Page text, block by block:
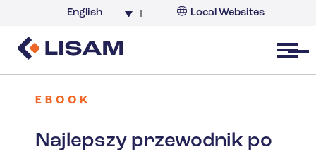
English Local Websites
Belgium
France
Open menu
EBOOK
Najlepszy przewodnik po